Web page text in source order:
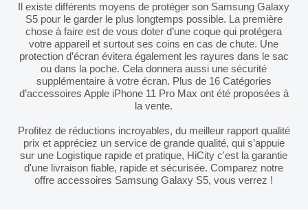
Il existe différents moyens de protéger son Samsung Galaxy
S5 pour le garder le plus longtemps possible. La première
chose à faire est de vous doter d’une coque qui protégera
votre appareil et surtout ses coins en cas de chute. Une
protection d’écran évitera également les rayures dans le sac
ou dans la poche. Cela donnera aussi une sécurité
supplémentaire à votre écran. Plus de 16 Catégories
d’accessoires Apple iPhone 11 Pro Max ont été proposées à
la vente.
Profitez de réductions incroyables, du meilleur rapport qualité
prix et appréciez un service de grande qualité, qui s’appuie
sur une Logistique rapide et pratique, HiCity c'est la garantie
d'une livraison fiable, rapide et sécurisée. Comparez notre
offre accessoires Samsung Galaxy S5, vous verrez !